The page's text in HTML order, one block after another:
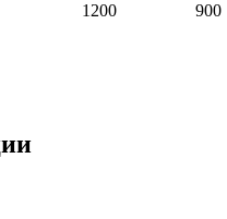
1200 900